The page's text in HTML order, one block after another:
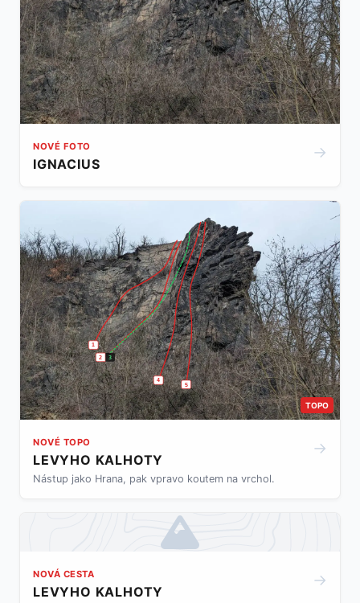
NOVÉ FOTO
IGNACIUS
→
1
2 3
4
5
TOPO
NOVÉ TOPO
LEVYHO KALHOTY
Nástup jako Hrana, pak vpravo koutem na vrchol.
→
NOVÁ CESTA
LEVYHO KALHOTY
→